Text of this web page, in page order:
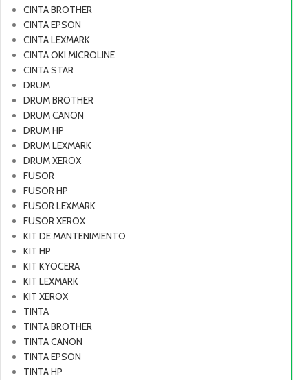
CINTA BROTHER
CINTA EPSON
CINTA LEXMARK
CINTA OKI MICROLINE
CINTA STAR
DRUM
DRUM BROTHER
DRUM CANON
DRUM HP
DRUM LEXMARK
DRUM XEROX
FUSOR
FUSOR HP
FUSOR LEXMARK
FUSOR XEROX
KIT DE MANTENIMIENTO
KIT HP
KIT KYOCERA
KIT LEXMARK
KIT XEROX
TINTA
TINTA BROTHER
TINTA CANON
TINTA EPSON
TINTA HP